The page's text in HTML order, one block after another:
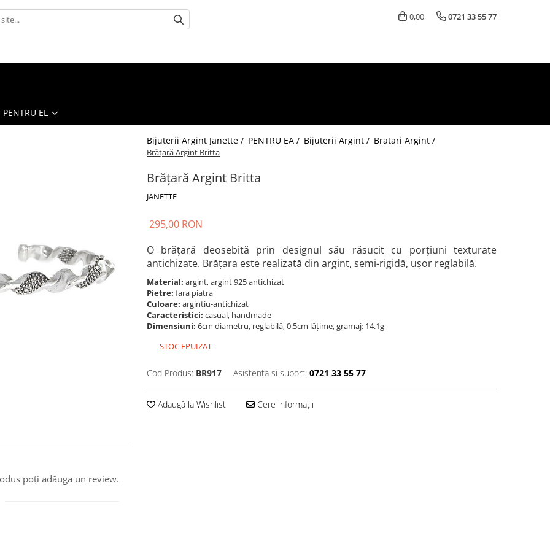
0,00 0721 33 55 77
PENTRU EL
Bijuterii Argint Janette / PENTRU EA / Bijuterii Argint / Bratari Argint /
Brățară Argint Britta
Brățară Argint Britta
JANETTE
295,00 RON
O brățară deosebită prin designul său răsucit cu porțiuni texturate
antichizate. Brățara este realizată din argint, semi-rigidă, ușor reglabilă.
Material: argint, argint 925 antichizat
Pietre: fara piatra
Culoare: argintiu-antichizat
Caracteristici: casual, handmade
Dimensiuni: 6cm diametru, reglabilă, 0.5cm lățime, gramaj: 14.1g
STOC EPUIZAT
Cod Produs: BR917 Asistenta si suport: 0721 33 55 77
Adaugă la Wishlist Cere informații
poți adăuga un review.